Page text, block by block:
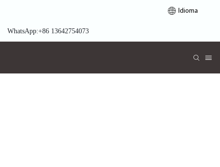
Idioma
WhatsApp:+86 13642754073